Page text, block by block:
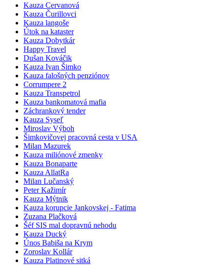
Kauza Cervanová
Kauza Čurillovci
Kauza langoše
Útok na kataster
Kauza Dobytkár
Happy Travel
Dušan Kováčik
Kauza Ivan Šimko
Kauza falošných penziónov
Corrumpere 2
Kauza Transpetrol
Kauza bankomatová mafia
Záchrankový tender
Kauza Syseľ
Miroslav Výboh
Šimkovičovej pracovná cesta v USA
Milan Mazurek
Kauza miliónové zmenky
Kauza Bonaparte
Kauza AllatRa
Milan Lučanský
Peter Kažimír
Kauza Mýtnik
Kauza korupcie Jankovskej - Fatima
Zuzana Plačková
Šéf SIS mal dopravnú nehodu
Kauza Ducký
Únos Babiša na Krym
Zoroslav Kollár
Kauza Platinové sitká